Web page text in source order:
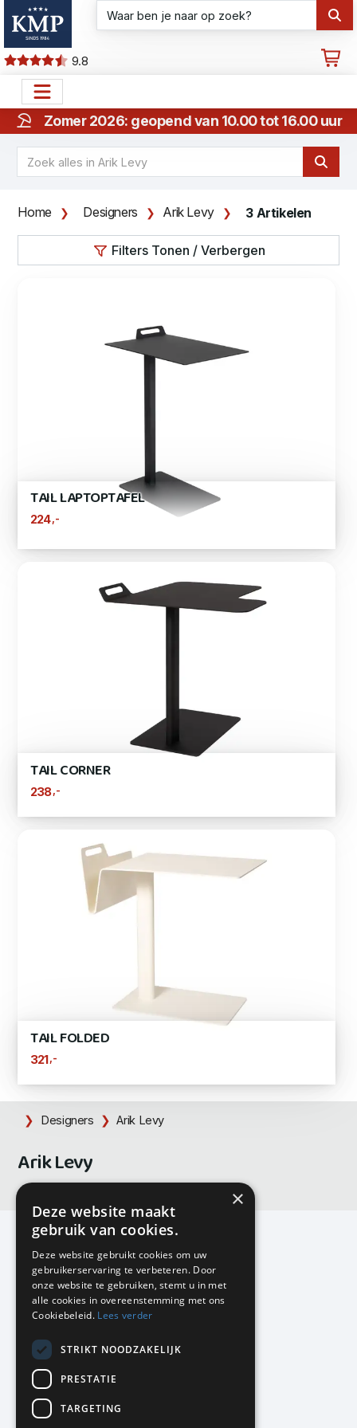
9.8
Zomer 2026: geopend van 10.00 tot 16.00 uur
Home Designers Arik Levy 3 Artikelen
Filters Tonen / Verbergen
TAIL LAPTOPTAFEL
224,-
TAIL CORNER
238,-
TAIL FOLDED
321,-
Designers Arik Levy
Arik Levy
KMP Kantoormeubilair
Airport Business Park
Frankfurtstraat 29-31
1175 RH Lijnden
020-617 01 26
info@kmpkantoormeubilair.nl
Facebook
Instagram
×
Deze website maakt
gebruik van cookies.
Deze website gebruikt cookies om uw
gebruikerservaring te verbeteren. Door
onze website te gebruiken, stemt u in met
alle cookies in overeenstemming met ons
Cookiebeleid. Lees verder
STRIKT NOODZAKELIJK
PRESTATIE
TARGETING